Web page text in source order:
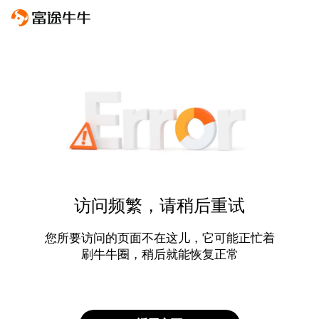
访问频繁，请稍后重试
您所要访问的页面不在这儿，它可能正忙着
刷牛牛圈，稍后就能恢复正常